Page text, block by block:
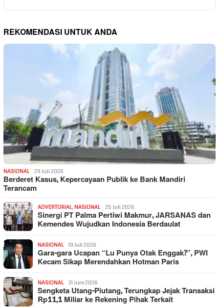
REKOMENDASI UNTUK ANDA
NASIONAL 29 Juli 2026
Berderet Kasus, Kepercayaan Publik ke Bank Mandiri
Terancam
ADVERTORIAL, NASIONAL 25 Juli 2026
Sinergi PT Palma Pertiwi Makmur, JARSANAS dan
Kemendes Wujudkan Indonesia Berdaulat
NASIONAL 19 Juli 2026
Gara-gara Ucapan “Lu Punya Otak Enggak?”, PWI
Kecam Sikap Merendahkan Hotman Paris
NASIONAL 21 Juni 2026
Sengketa Utang-Piutang, Terungkap Jejak Transaksi
Rp11,1 Miliar ke Rekening Pihak Terkait